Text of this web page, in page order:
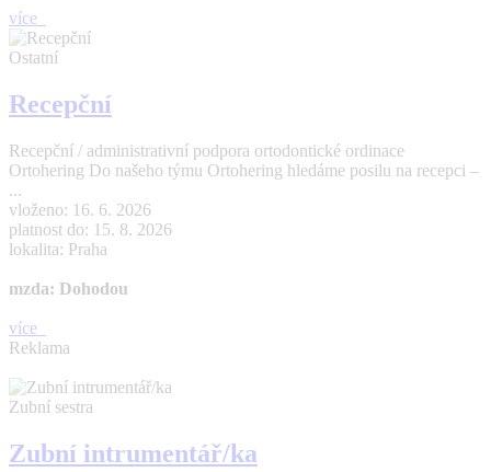
více
Ostatní
Recepční
Recepční / administrativní podpora ortodontické ordinace
Ortohering Do našeho týmu Ortohering hledáme posilu na recepci –
...
vloženo: 16. 6. 2026
platnost do: 15. 8. 2026
lokalita: Praha
mzda: Dohodou
více
Reklama
Zubní sestra
Zubní intrumentář/ka